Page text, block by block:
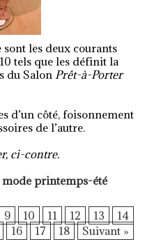
sont les deux courants
tels que les définit la
du Salon Prêt-à-Porter
d’un côté, foisonnement
de l’autre.
ci-contre.
printemps-été
9 10 11 12 13
14
16 17 18 Suivant »